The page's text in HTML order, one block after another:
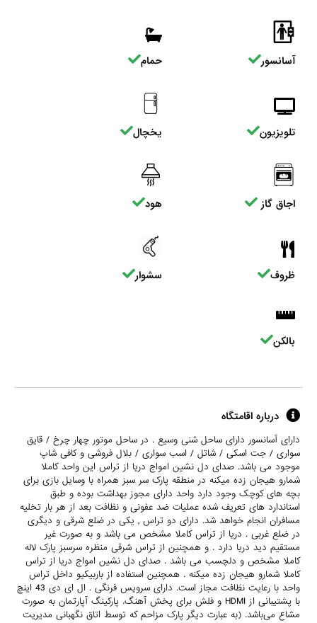
آسانسور حمام
تلویزیون یخچال
اجاق گاز هود
ظروف سشوار
بالکن
درباره اقامتگاه
دارای آسانسور دارای ساحل شنی وسیع . در ساحل موتور چهار چرخ / قایق
سواری / جت اسکی / شاتل / اسب سواری / بلال فروشی و کافی شاپ
موجود می باشد. صدای دل نشین امواج دریا از تراس این واحد کاملا
شمارو هیجان زده میکنه در منطقه پارک سر سبز همراه با وسایل بازی برای
بچه های کوچک وجود دارد واحد دارای مجوز بهداشت بوده و طبق
استاندارد های تعریف شده عملیات ضد عفونی و نظافت بعد از هر بار تخلیه
مسافران انجام خواهد شد. دارای دو تراس , یکی در ضلع شرقی و دیگری
در ضلع غربی . دریا از تراس کاملا مشخص می باشد و به صورت غیر
مستقیم دید دریا دارد . و همچنین از تراس شرقی منظره سرسبز پارک لاله
کاملا مشخص و دلچسب می باشد . صدای دل نشین امواج دریا از تراس
کاملا شمارو هیجان زده میکنه . همچنین استفاده از باربیکیو داخل تراس
واحد با رعایت نظافت مجاز است. دارای سرویس فرنگی . ال ای دی 43 اینچ
با پشتیبانی از HDMI و فلش برای پخش آهنگ. پارکینگ آپارتمان به صورت
مشاع می‌باشد. (به عبارت دیگر پارک مزاحم که توسط اتاق نگهبانی مدیریت